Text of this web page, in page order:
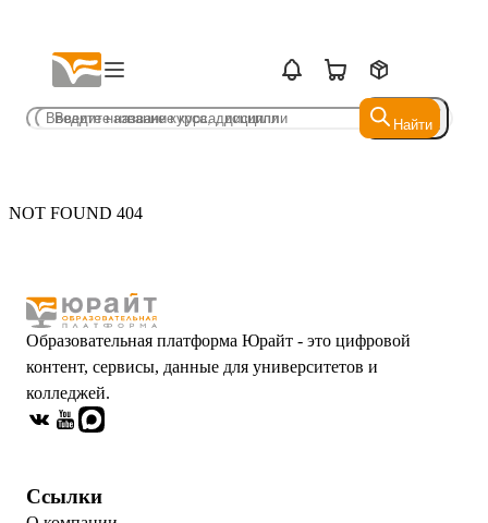
Найти
Найти
NOT FOUND 404
Образовательная платформа Юрайт - это цифровой
контент, сервисы, данные для университетов и
колледжей.
Ссылки